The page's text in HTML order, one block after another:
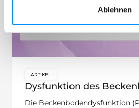
Ablehnen
Dysfunktion des
key:global.content-type:
ARTIKEL
Die Beckenbodendysfunktion